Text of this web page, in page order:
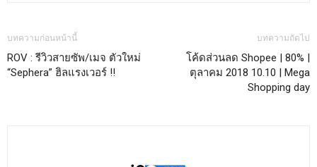
บทความก่อนหน้านี้
ROV : รีวิวสายซัพ/เมจ ตัวใหม่
“Sephera” ฮิลแรงเวอร์ !!
บทความถัดไป
โค้ดส่วนลด Shopee | 80% |
ตุลาคม 2018 10.10 | Mega
Shopping day